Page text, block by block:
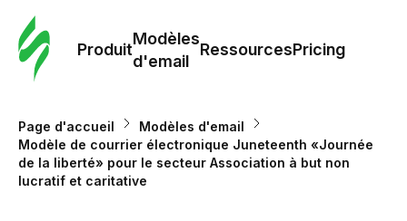
Produit
Modèles
d'email
RessourcesPricing
Page d'accueil
Modèles d'email
Modèle de courrier électronique Juneteenth «Journée
de la liberté» pour le secteur Association à but non
lucratif et caritative